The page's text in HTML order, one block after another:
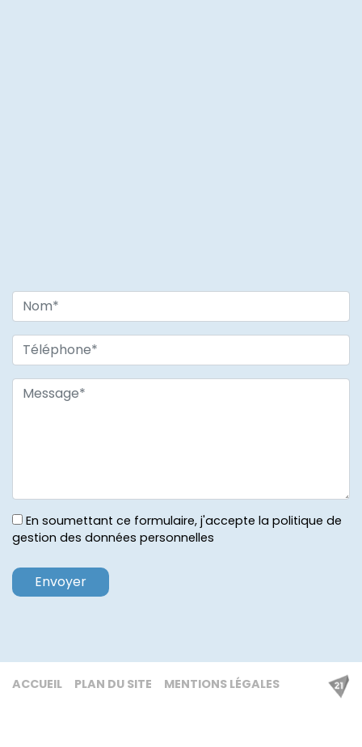
En soumettant ce formulaire, j'accepte la politique de
gestion des données personnelles
ACCUEIL PLAN DU SITE MENTIONS LÉGALES